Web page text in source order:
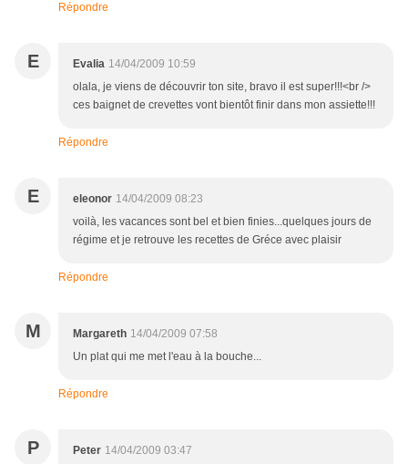
Répondre
E Evalia 14/04/2009 10:59
olala, je viens de découvrir ton site, bravo il est super!!!<br />
ces baignet de crevettes vont bientôt finir dans mon assiette!!!
Répondre
E eleonor 14/04/2009 08:23
voilà, les vacances sont bel et bien finies...quelques jours de
régime et je retrouve les recettes de Gréce avec plaisir
Répondre
M Margareth 14/04/2009 07:58
Un plat qui me met l'eau à la bouche...
Répondre
P Peter 14/04/2009 03:47